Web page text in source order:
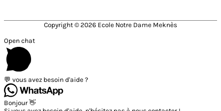
Copyright © 2026 Ecole Notre Dame Meknès
Open chat
💬 vous avez besoin d'aide ?
Bonjour 👋